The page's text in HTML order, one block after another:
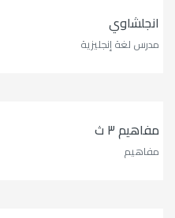
انجلشاوي
مدرس لغة إنجليزية
مفاهيم ٣ ث
مفاهيم